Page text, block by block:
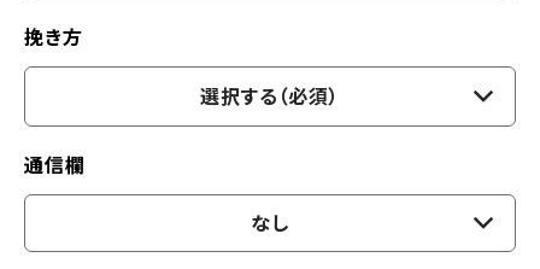
挽き方
選択する（必須）
通信欄
なし